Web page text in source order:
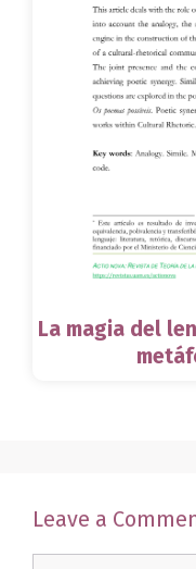
La magia del
Leave a